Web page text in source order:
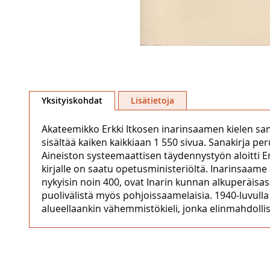
to
the
images
gallery
Yksityiskohdat
Akateemikko Erkki Itkosen inarinsaamen kielen
sisältää kaiken kaikkiaan 1 550 sivua. Sanakirja
Aineiston systeemaattisen täydennystyön aloitti
kirjalle on saatu opetusministeriöltä.
nykyisin noin 400, ovat Inarin kunnan
puolivälistä myös pohjoissaamelaisia. 1940-
alueellaankin vähemmistökieli, jonka
Lisätietoja